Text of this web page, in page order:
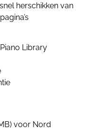
herschikken van
Library
voor Nord